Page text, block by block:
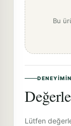
Bu
Lütfen